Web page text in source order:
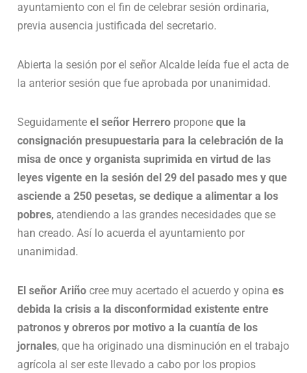
ayuntamiento con el fin de celebrar sesión ordinaria,
previa ausencia justificada del secretario.
Abierta la sesión por el señor Alcalde leída fue el acta de
la anterior sesión que fue aprobada por unanimidad.
Seguidamente el señor Herrero propone que la
consignación presupuestaria para la celebración de la
misa de once y organista suprimida en virtud de las
leyes vigente en la sesión del 29 del pasado mes y que
asciende a 250 pesetas, se dedique a alimentar a los
pobres, atendiendo a las grandes necesidades que se
han creado. Así lo acuerda el ayuntamiento por
unanimidad.
El señor Ariño cree muy acertado el acuerdo y opina es
debida la crisis a la disconformidad existente entre
patronos y obreros por motivo a la cuantía de los
jornales, que ha originado una disminución en el trabajo
agrícola al ser este llevado a cabo por los propios